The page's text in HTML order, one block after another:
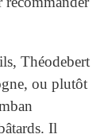
Théodebert
ou plutôt
Il